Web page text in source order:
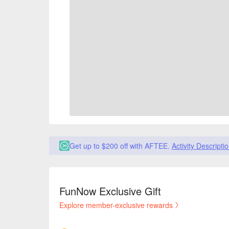
Get up to $200 off with AFTEE. Activity
FunNow Exclusive Gift
Explore member-exclusive rewards